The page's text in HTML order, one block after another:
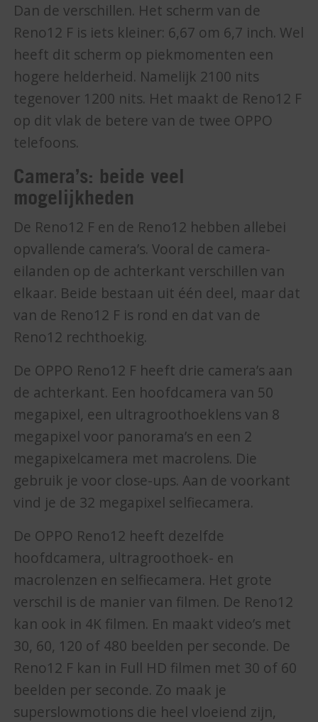
Dan de verschillen. Het scherm van de
Reno12 F is iets kleiner: 6,67 om 6,7 inch. Wel
heeft dit scherm op piekmomenten een
hogere helderheid. Namelijk 2100 nits
tegenover 1200 nits. Het maakt de Reno12 F
op dit vlak de betere van de twee OPPO
telefoons.
Camera’s: beide veel
mogelijkheden
De Reno12 F en de Reno12 hebben allebei
opvallende camera’s. Vooral de camera-
eilanden op de achterkant verschillen van
elkaar. Beide bestaan uit één deel, maar dat
van de Reno12 F is rond en dat van de
Reno12 rechthoekig.
De OPPO Reno12 F heeft drie camera’s aan
de achterkant. Een hoofdcamera van 50
megapixel, een ultragroothoeklens van 8
megapixel voor panorama’s en een 2
megapixelcamera met macrolens. Die
gebruik je voor close-ups. Aan de voorkant
vind je de 32 megapixel selfiecamera.
De OPPO Reno12 heeft dezelfde
hoofdcamera, ultragroothoek- en
macrolenzen en selfiecamera. Het grote
verschil is de manier van filmen. De Reno12
kan ook in 4K filmen. En maakt video’s met
30, 60, 120 of 480 beelden per seconde. De
Reno12 F kan in Full HD filmen met 30 of 60
beelden per seconde. Zo maak je
superslowmotions die heel vloeiend zijn,